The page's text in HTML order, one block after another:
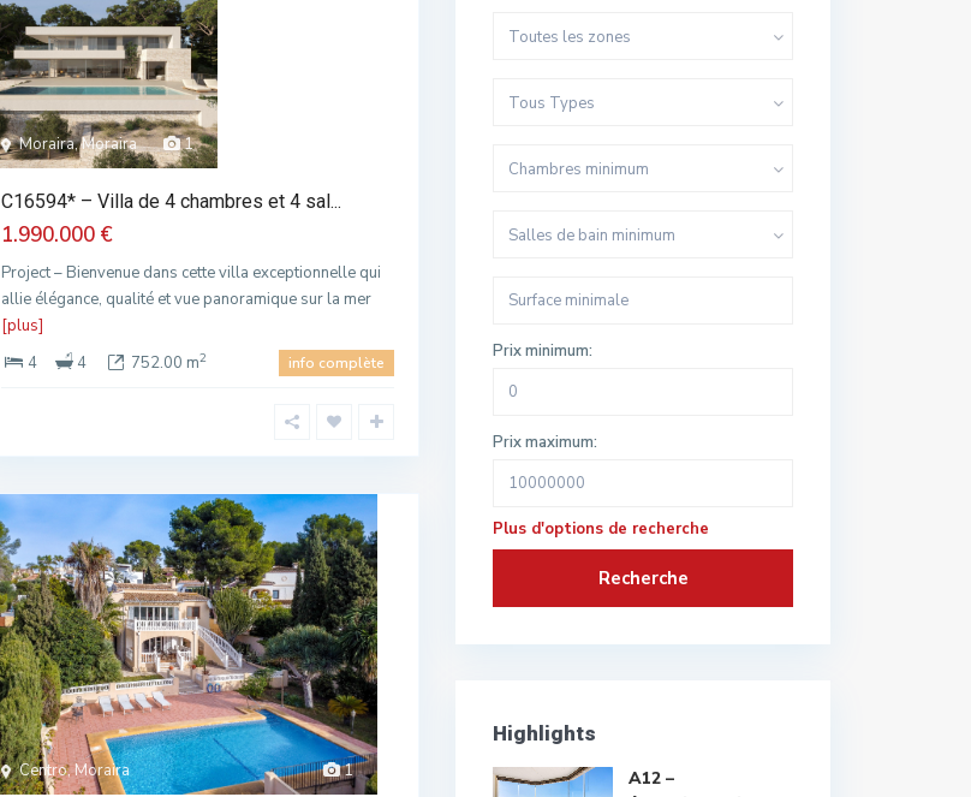
1
Moraira, Moraira
C16594* – Villa de 4 chambres et 4 sal...
1.990.000 €
Project – Bienvenue dans cette villa exceptionnelle qui
allie élégance, qualité et vue panoramique sur la mer
[plus]
4
4 752.00 m2 info complète
1
Centro, Moraira
Toutes les zones
Tous Types
Chambres minimum
Salles de bain minimum
Prix minimum:
Prix maximum:
Plus d'options de recherche
Recherche
Highlights
A12 –